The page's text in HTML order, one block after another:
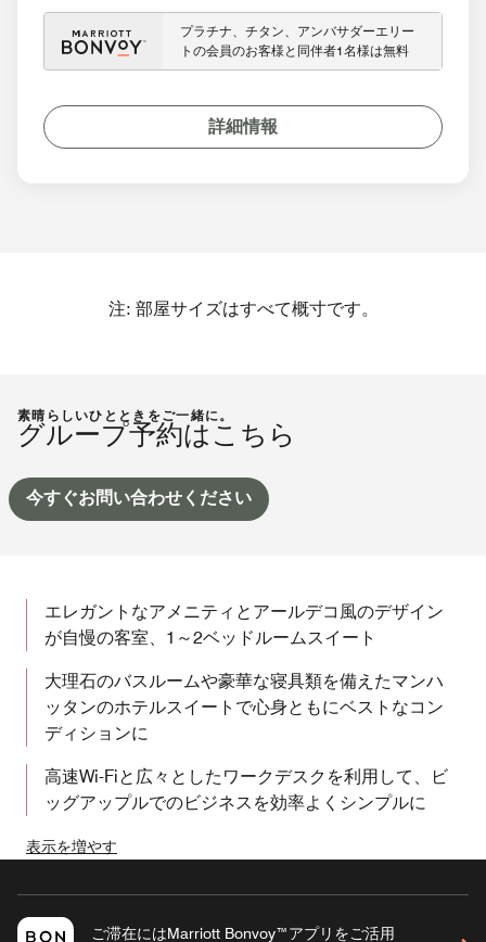
プラチナ、チタン、アンバサダーエリー
トの会員のお客様と同伴者1名様は無料
詳細情報
注: 部屋サイズはすべて概寸です。
素晴らしいひとときをご一緒に。
グループ予約はこちら
今すぐお問い合わせください
エレガントなアメニティとアールデコ風のデザイン
が自慢の客室、1～2ベッドルームスイート
大理石のバスルームや豪華な寝具類を備えたマンハ
ッタンのホテルスイートで心身ともにベストなコン
ディションに
高速Wi-Fiと広々としたワークデスクを利用して、ビ
ッグアップルでのビジネスを効率よくシンプルに
表示を増やす
ご滞在にはMarriott Bonvoy™アプリをご活用